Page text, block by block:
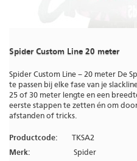
Spider Custom Line 20 meter
Spider Custom Line – 20 meter De
te passen bij elke fase van je
25 of 30 meter lengte en een
eerste stappen te zetten én om
afstanden of tricks.
Productcode:
TKSA2
Merk:
Spider